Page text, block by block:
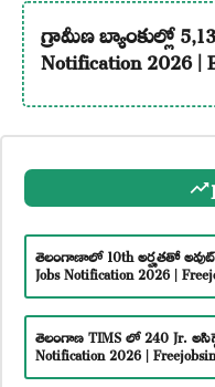
గ్రామీణ బ్యాంకుల్లో
Notification 2026 |
తెలంగాణాలో 10th అర్హతతో అవుట్
Jobs Notification 2026 |
తెలంగాణ TIMS లో 240 Jr.
Notification 2026 |